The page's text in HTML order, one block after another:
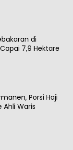
di
7,9 Hektare
Porsi Haji
Ahli Waris